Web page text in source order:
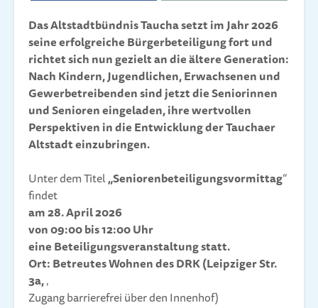
Das Altstadtbündnis Taucha setzt im Jahr 2026
seine erfolgreiche Bürgerbeteiligung fort und
richtet sich nun gezielt an die ältere Generation:
Nach Kindern, Jugendlichen, Erwachsenen und
Gewerbetreibenden sind jetzt die Seniorinnen
und Senioren eingeladen, ihre wertvollen
Perspektiven in die Entwicklung der Tauchaer
Altstadt einzubringen.
Unter dem Titel„Seniorenbeteiligungsvormittag“
findet
am 28. April 2026
von 09:00 bis 12:00 Uhr
eine Beteiligungsveranstaltung statt.
Ort: Betreutes Wohnen des DRK (Leipziger Str.
3a,‚
Zugang barrierefrei über den Innenhof)